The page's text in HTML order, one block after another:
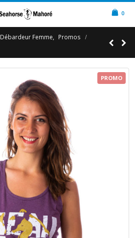
0
Débardeur Femme
Promos
PROMO